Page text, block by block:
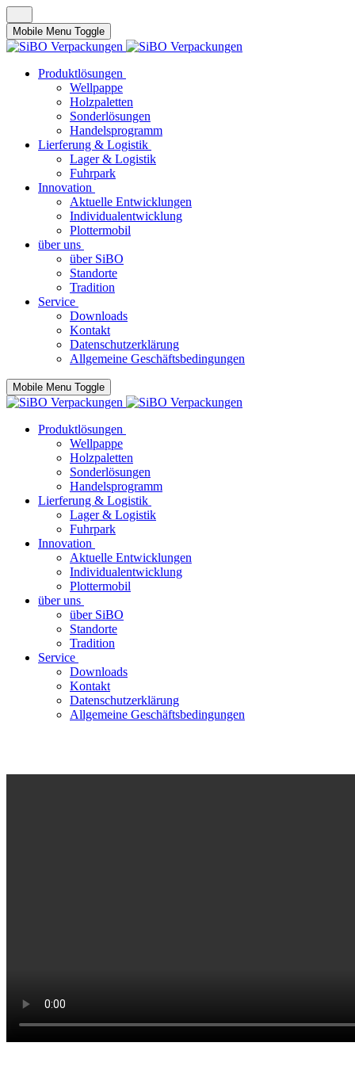
Mobile Menu Toggle
Produktlösungen
Wellpappe
Holzpaletten
Sonderlösungen
Handelsprogramm
Lierferung & Logistik
Lager & Logistik
Fuhrpark
Innovation
Aktuelle Entwicklungen
Individualentwicklung
Plottermobil
über uns
über SiBO
Standorte
Tradition
Service
Downloads
Kontakt
Datenschutzerklärung
Allgemeine Geschäftsbedingungen
Mobile Menu Toggle
Produktlösungen
Wellpappe
Holzpaletten
Sonderlösungen
Handelsprogramm
Lierferung & Logistik
Lager & Logistik
Fuhrpark
Innovation
Aktuelle Entwicklungen
Individualentwicklung
Plottermobil
über uns
über SiBO
Standorte
Tradition
Service
Downloads
Kontakt
Datenschutzerklärung
Allgemeine Geschäftsbedingungen